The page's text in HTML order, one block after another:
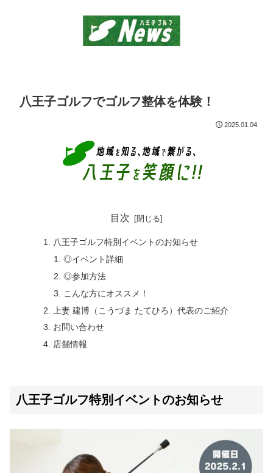
八王子ゴルフでゴルフ整体を体験！
2025.01.04
目次
八王子ゴルフ特別イベントのお知らせ
◎イベント詳細
◎参加方法
こんな方にオススメ！
上妻 建博（こうづま たてひろ）代表のご紹介
お問い合わせ
店舗情報
八王子ゴルフ特別イベントのお知らせ